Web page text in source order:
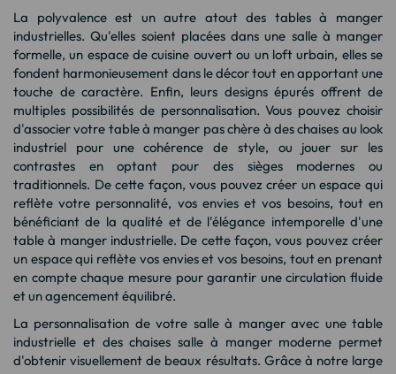
La polyvalence est un autre atout des tables à manger
industrielles. Qu'elles soient placées dans une salle à manger
formelle, un espace de cuisine ouvert ou un loft urbain, elles se
fondent harmonieusement dans le décor tout en apportant une
touche de caractère. Enfin, leurs designs épurés offrent de
multiples possibilités de personnalisation. Vous pouvez choisir
d'associer votre table à manger pas chère à des chaises au look
industriel pour une cohérence de style, ou jouer sur les
contrastes en optant pour des sièges modernes ou
traditionnels. De cette façon, vous pouvez créer un espace qui
reflète votre personnalité, vos envies et vos besoins, tout en
bénéficiant de la qualité et de l'élégance intemporelle d'une
table à manger industrielle. De cette façon, vous pouvez créer
un espace qui reflète vos envies et vos besoins, tout en prenant
en compte chaque mesure pour garantir une circulation fluide
et un agencement équilibré.
La personnalisation de votre salle à manger avec une table
industrielle et deschaises salle à manger moderne permet
d'obtenir visuellement de beaux résultats. Grâce à notre large